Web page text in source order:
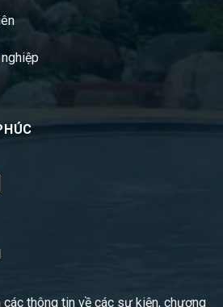
thông tin về các sự kiện, chương